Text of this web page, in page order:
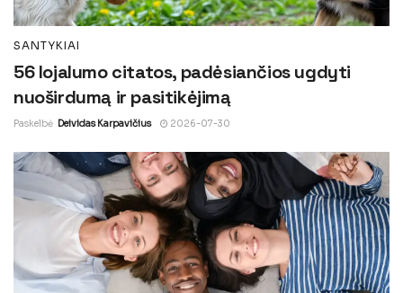
SANTYKIAI
56 lojalumo citatos, padėsiančios ugdyti
nuoširdumą ir pasitikėjimą
Paskelbė Deividas Karpavičius 2026-07-30